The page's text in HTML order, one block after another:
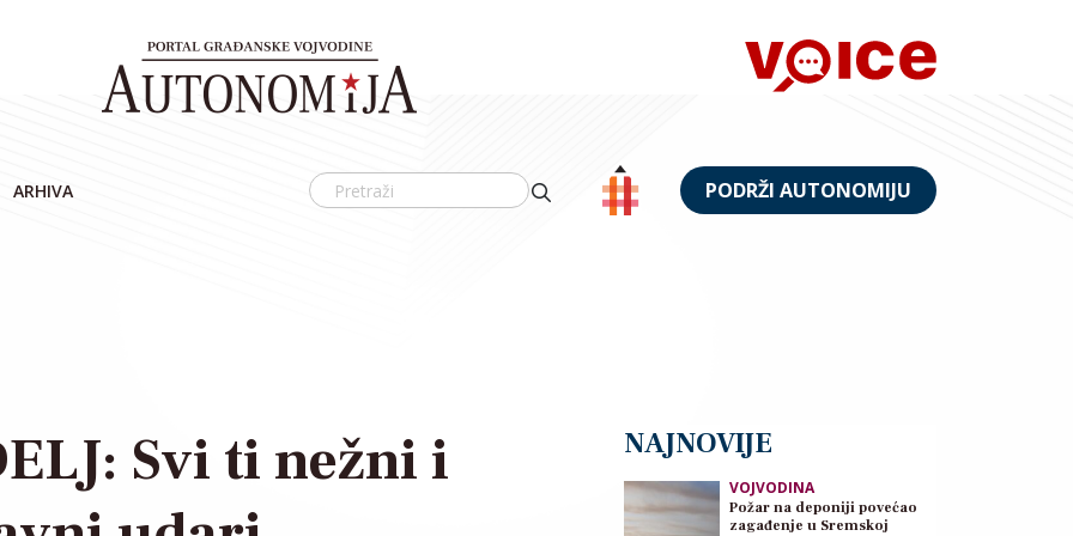
ARHIVA PODRŽI AUTONOMIJU
Svi ti nežni i
NAJNOVIJE
VOJVODINA
Požar na deponiji povećao
zagađenje u Sremskoj